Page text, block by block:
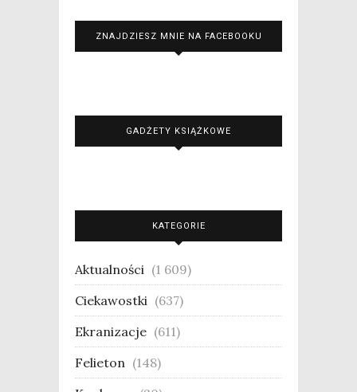
ZNAJDZIESZ MNIE NA FACEBOOKU
GADŻETY KSIĄŻKOWE
KATEGORIE
Aktualności (1 609)
Ciekawostki (637)
Ekranizacje (611)
Felieton (148)